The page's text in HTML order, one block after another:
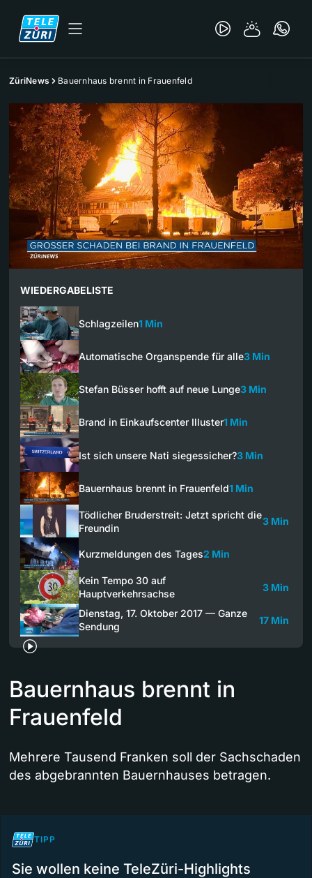
ZüriNews Bauernhaus brennt in Frauenfeld
WIEDERGABELISTE
Schlagzeilen1 Min
Automatische Organspende für alle3 Min
Stefan Büsser hofft auf neue Lunge3 Min
Brand in Einkaufscenter Illuster1 Min
Ist sich unsere Nati siegessicher?3 Min
Bauernhaus brennt in Frauenfeld1 Min
Tödlicher Bruderstreit: Jetzt spricht die
Freundin
3 Min
Kurzmeldungen des Tages2 Min
Kein Tempo 30 auf
Hauptverkehrsachse
3 Min
Dienstag, 17. Oktober 2017 — Ganze
Sendung
17 Min
Bauernhaus brennt in
Frauenfeld
Mehrere Tausend Franken soll der Sachschaden
des abgebrannten Bauernhauses betragen.
TIPP
Sie wollen keine TeleZüri-Highlights